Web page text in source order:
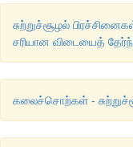
சுற்றுச்சூழல்
சரியான விடையைத்
கலைச்சொற்கள் -